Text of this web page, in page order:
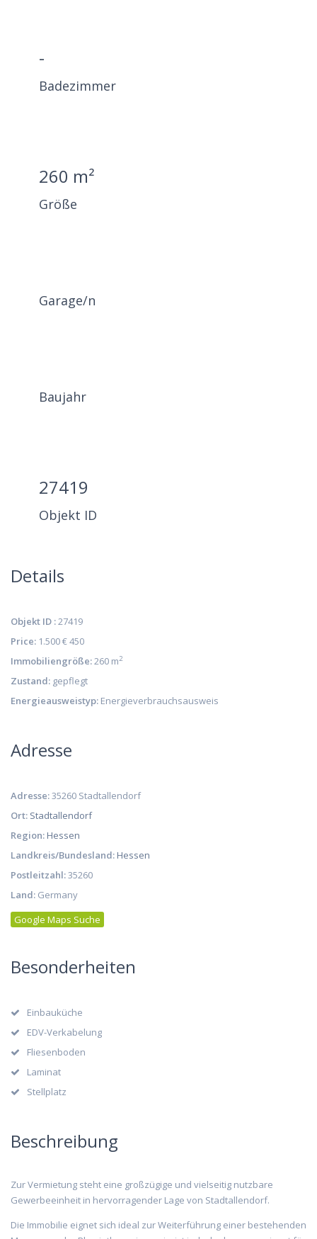
-
Badezimmer
260 m²
Größe
Garage/n
Baujahr
27419
Objekt ID
Details
Objekt ID :27419
Price: 1.500 €450
Immobiliengröße:260 m2
Zustand: gepflegt
Energieausweistyp: Energieverbrauchsausweis
Adresse
Adresse:35260 Stadtallendorf
Ort: Stadtallendorf
Region: Hessen
Landkreis/Bundesland: Hessen
Postleitzahl:35260
Land: Germany
Google Maps Suche
Besonderheiten
Einbauküche
EDV-Verkabelung
Fliesenboden
Laminat
Stellplatz
Beschreibung
Zur Vermietung steht eine großzügige und vielseitig nutzbare
Gewerbeeinheit in hervorragender Lage von Stadtallendorf.
Die Immobilie eignet sich ideal zur Weiterführung einer bestehenden